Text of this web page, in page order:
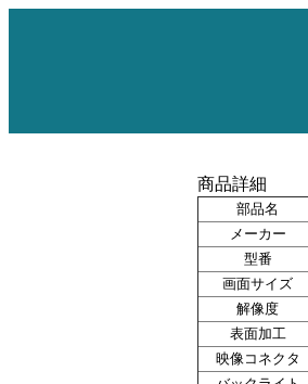
商品詳細
部品名
メーカー
型番
画面サイズ
解像度
表面加工
映像コネクタ